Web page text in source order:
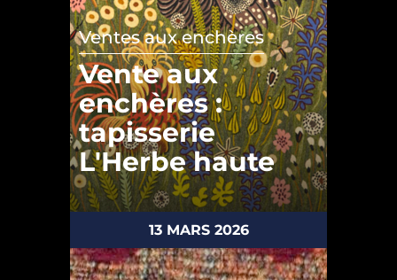
Ventes aux enchères
Vente aux
enchères :
tapisserie
L'Herbe haute
13 MARS 2026